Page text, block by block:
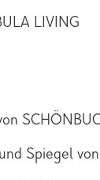
LIVING
Spiegel